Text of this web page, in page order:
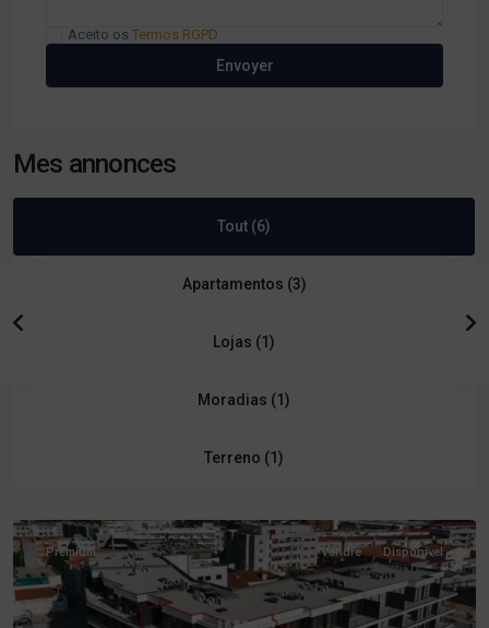
Aceito os Termos RGPD
Mes annonces
Tout (6)
Apartamentos (3)
Lojas (1)
Moradias (1)
Terreno (1)
Premium Vendre Disponível